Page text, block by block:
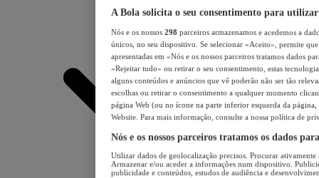
A Bola solicita o seu consentimento para utilizar
Nós e os nossos 298 parceiros armazenamos e acedemos a
únicos, no seu dispositivo. Se selecionar «Aceito», permite
apresentadas em «Nós e os nossos parceiros tratamos dados
«Rejeitar tudo» ou retirar o seu consentimento, estas
alguns conteúdos e anúncios que vê poderão não ser tão
escolhas ou retirar o consentimento a qualquer momento
página Web (ou no ícone na parte inferior esquerda da página,
Website. Para mais informação, consulte a nossa política de
Nós e os nossos parceiros tratamos os dados
Utilizar dados de geolocalização precisos. Procurar
Armazenar e/ou aceder a informações num dispositivo.
publicidade e conteúdos, estudos de audiência e